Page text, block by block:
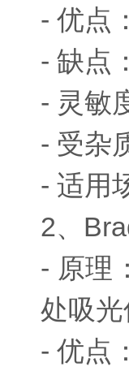
- 优点
- 缺点：
- 灵敏
- 受杂
- 适用
2、
- 原理
处吸
- 优点：